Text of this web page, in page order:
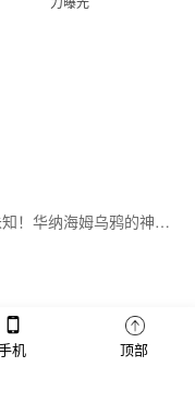
探秘未知！华纳海姆乌鸦的神秘能力曝光
版权所有 备案号：
机 顶部